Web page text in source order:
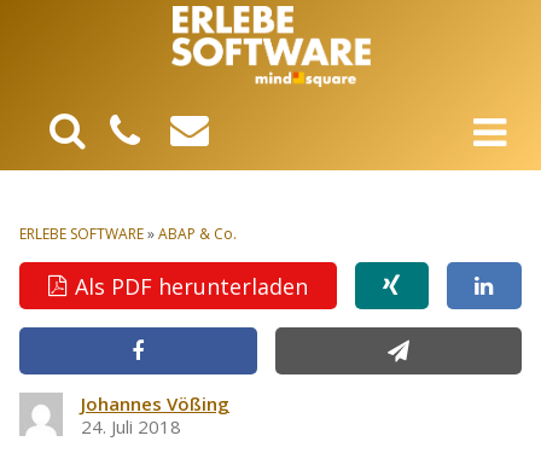
ERLEBE SOFTWARE»ABAP & Co.
Als PDF herunterladen
Johannes Vößing
24. Juli 2018